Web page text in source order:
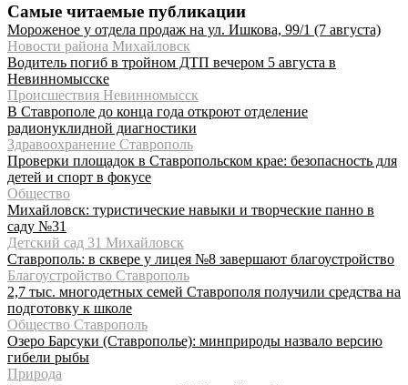
Самые читаемые публикации
Мороженое у отдела продаж на ул. Ишкова, 99/1 (7 августа)
Новости района Михайловск
Водитель погиб в тройном ДТП вечером 5 августа в
Невинномысске
Происшествия Невинномысск
В Ставрополе до конца года откроют отделение
радионуклидной диагностики
Здравоохранение Ставрополь
Проверки площадок в Ставропольском крае: безопасность для
детей и спорт в фокусе
Общество
Михайловск: туристические навыки и творческие панно в
саду №31
Детский сад 31 Михайловск
Ставрополь: в сквере у лицея №8 завершают благоустройство
Благоустройство Ставрополь
2,7 тыс. многодетных семей Ставрополя получили средства на
подготовку к школе
Общество Ставрополь
Озеро Барсуки (Ставрополье): минприроды назвало версию
гибели рыбы
Природа